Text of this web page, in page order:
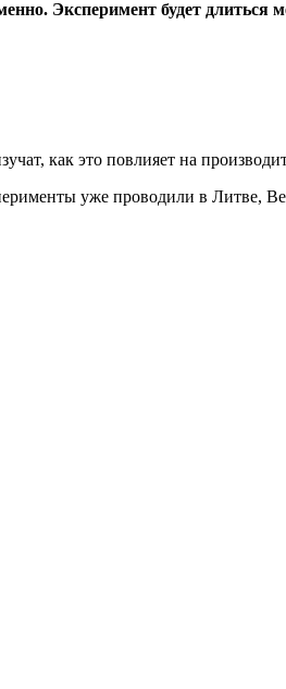
Эксперимент будет длиться
как это повлияет на
уже проводили в